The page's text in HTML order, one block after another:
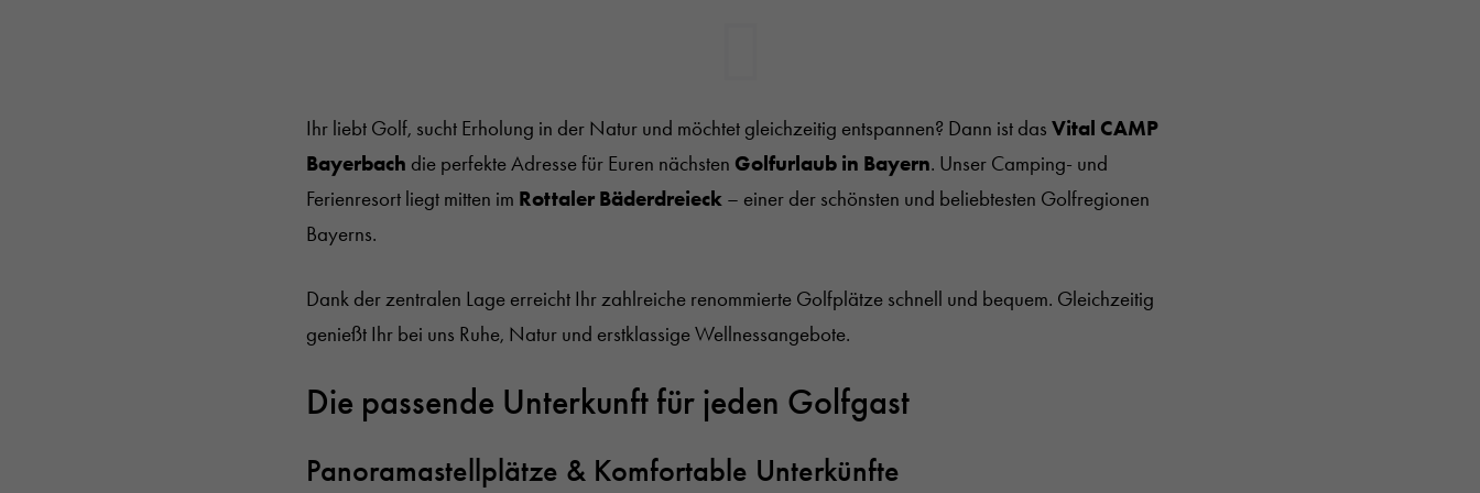
Ihr liebt Golf, sucht Erholung in der Natur und möchtet gleichzeitig entspannen? Dann ist das Vital CAMP
Bayerbach die perfekte Adresse für Euren nächsten Golfurlaub in Bayern. Unser Camping- und
Ferienresort liegt mitten im Rottaler Bäderdreieck – einer der schönsten und beliebtesten Golfregionen
Bayerns.
Dank der zentralen Lage erreicht Ihr zahlreiche renommierte Golfplätze schnell und bequem. Gleichzeitig
genießt Ihr bei uns Ruhe, Natur und erstklassige Wellnessangebote.
Die passende Unterkunft für jeden Golfgast
Panoramastellplätze & Komfortable Unterkünfte